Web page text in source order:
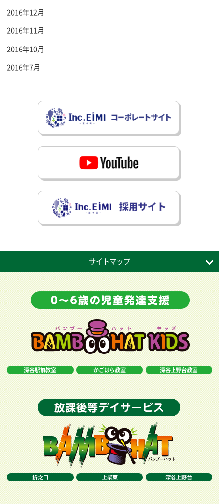
2016年12月
2016年11月
2016年10月
2016年7月
サイトマップ
深谷駅前教室 かごはら教室 深谷上野台教室
折之口 上柴東 深谷上野台